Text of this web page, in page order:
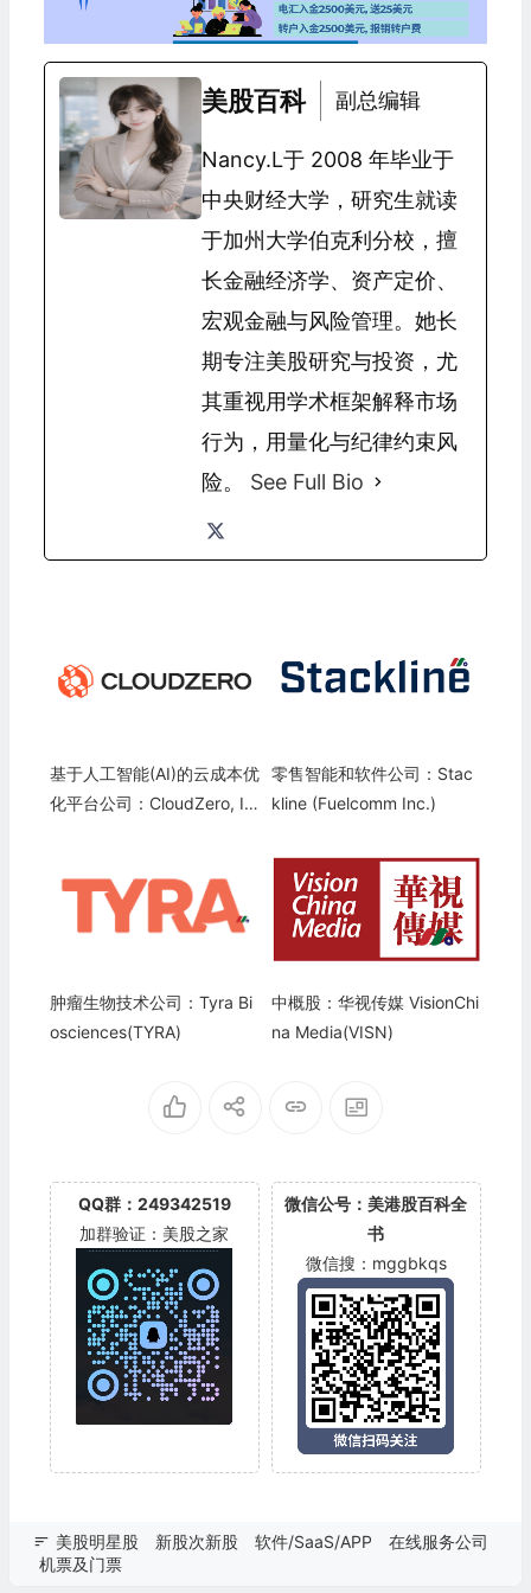
美股百科 副总编辑
Nancy.L于 2008 年毕业于
中央财经大学，研究生就读
于加州大学伯克利分校，擅
长金融经济学、资产定价、
宏观金融与风险管理。她长
期专注美股研究与投资，尤
其重视用学术框架解释市场
行为，用量化与纪律约束风
险。 See Full Bio
基于人工智能(AI)的云成本优
化平台公司：CloudZero, In
零售智能和软件公司：Stac
kline (Fuelcomm Inc.)
肿瘤生物技术公司：Tyra Bi
osciences(TYRA)
中概股：华视传媒 VisionChi
na Media(VISN)
QQ群：249342519
加群验证：美股之家
微信公号：美港股百科全
书
微信搜：mggbkqs
美股明星股 新股次新股 软件/SaaS/APP
在线服务公司
机票及门票